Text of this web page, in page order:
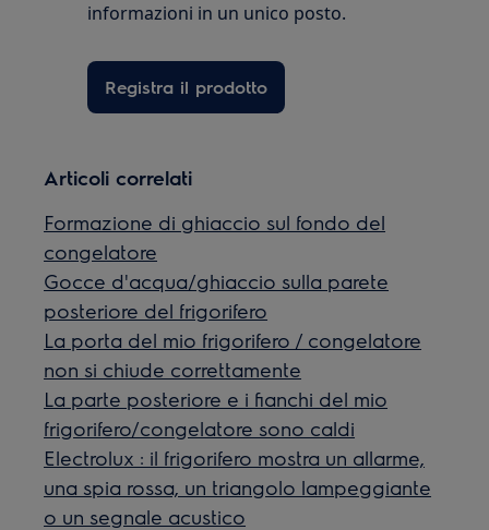
informazioni in un unico posto.
Registra il prodotto
Articoli correlati
Formazione di ghiaccio sul fondo del
congelatore
Gocce d'acqua/ghiaccio sulla parete
posteriore del frigorifero
La porta del mio frigorifero / congelatore
non si chiude correttamente
La parte posteriore e i fianchi del mio
frigorifero/congelatore sono caldi
Electrolux : il frigorifero mostra un allarme,
una spia rossa, un triangolo lampeggiante
o un segnale acustico